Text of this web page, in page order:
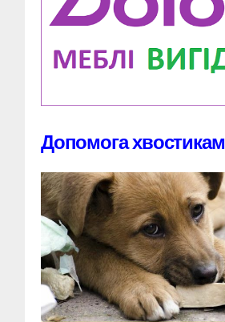
Допомога хвостикам